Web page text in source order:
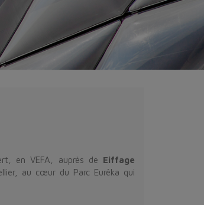
en VEFA, auprès de Eiffage
au cœur du Parc Eurêka qui